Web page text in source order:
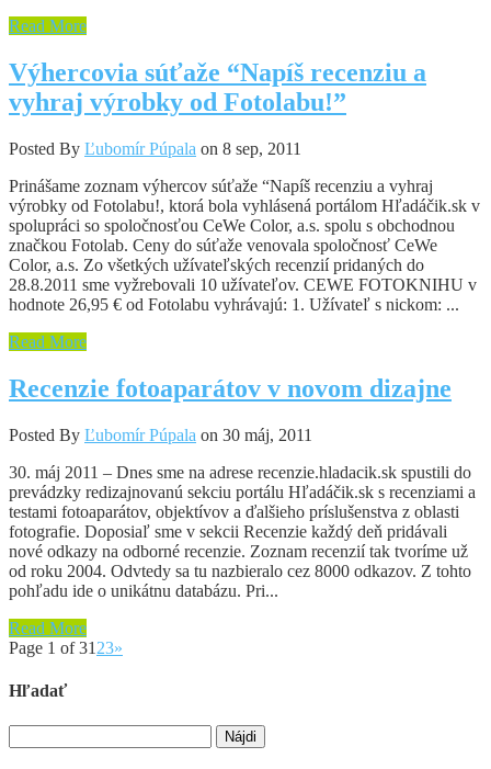
Read More
Výhercovia súťaže “Napíš recenziu a
vyhraj výrobky od Fotolabu!”
Posted By Ľubomír Púpala on 8 sep, 2011
Prinášame zoznam výhercov súťaže “Napíš recenziu a vyhraj
výrobky od Fotolabu!, ktorá bola vyhlásená portálom Hľadáčik.sk v
spolupráci so spoločnosťou CeWe Color, a.s. spolu s obchodnou
značkou Fotolab. Ceny do súťaže venovala spoločnosť CeWe
Color, a.s. Zo všetkých užívateľských recenzií pridaných do
28.8.2011 sme vyžrebovali 10 užívateľov. CEWE FOTOKNIHU v
hodnote 26,95 € od Fotolabu vyhrávajú: 1. Užívateľ s nickom: ...
Read More
Recenzie fotoaparátov v novom dizajne
Posted By Ľubomír Púpala on 30 máj, 2011
30. máj 2011 – Dnes sme na adrese recenzie.hladacik.sk spustili do
prevádzky redizajnovanú sekciu portálu Hľadáčik.sk s recenziami a
testami fotoaparátov, objektívov a ďalšieho príslušenstva z oblasti
fotografie. Doposiaľ sme v sekcii Recenzie každý deň pridávali
nové odkazy na odborné recenzie. Zoznam recenzií tak tvoríme už
od roku 2004. Odvtedy sa tu nazbieralo cez 8000 odkazov. Z tohto
pohľadu ide o unikátnu databázu. Pri...
Read More
Page 1 of 31 23»
Hľadať